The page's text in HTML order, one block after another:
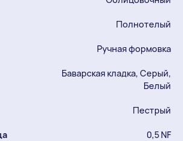
Полнотелый
Ручная формовка
Баварская кладка, Серый,
Белый
Пестрый
0,5 NF